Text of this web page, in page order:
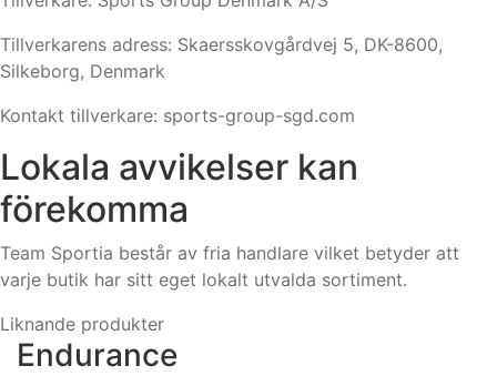
Tillverkarens adress: Skaersskovgårdvej 5, DK-8600,
Silkeborg, Denmark
Kontakt tillverkare: sports-group-sgd.com
Lokala avvikelser kan
förekomma
Team Sportia består av fria handlare vilket betyder att
varje butik har sitt eget lokalt utvalda sortiment.
Liknande produkter
Endurance